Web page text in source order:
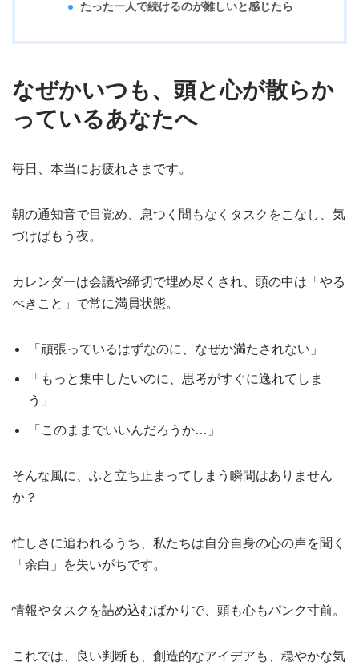
たった一人で続けるのが難しいと感じたら
なぜかいつも、頭と心が散らか
っているあなたへ
毎日、本当にお疲れさまです。
朝の通知音で目覚め、息つく間もなくタスクをこなし、気
づけばもう夜。
カレンダーは会議や締切で埋め尽くされ、頭の中は「やる
べきこと」で常に満員状態。
「頑張っているはずなのに、なぜか満たされない」
「もっと集中したいのに、思考がすぐに逸れてしま
う」
「このままでいいんだろうか…」
そんな風に、ふと立ち止まってしまう瞬間はありません
か？
忙しさに追われるうち、私たちは自分自身の心の声を聞く
「余白」を失いがちです。
情報やタスクを詰め込むばかりで、頭も心もパンク寸前。
これでは、良い判断も、創造的なアイデアも、穏やかな気